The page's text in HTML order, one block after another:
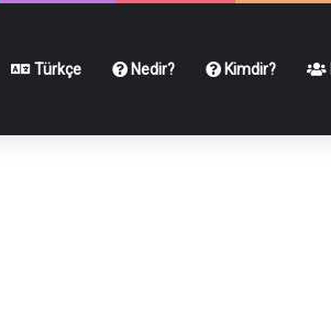
Türkçe Nedir? Kimdir?